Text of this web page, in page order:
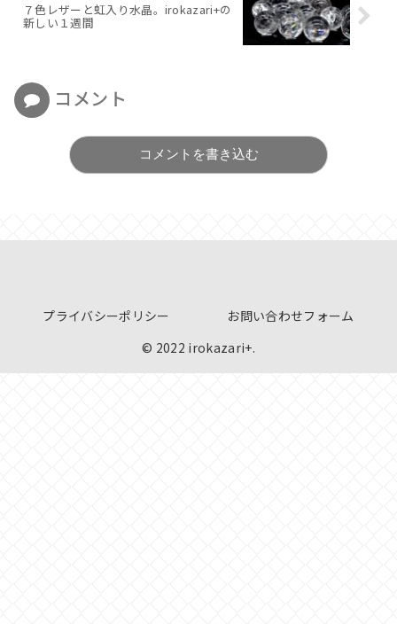
７色レザーと虹入り水晶。irokazari+の
新しい１週間
コメント
コメントを書き込む
プライバシーポリシー
お問い合わせフォーム
© 2022 irokazari+.